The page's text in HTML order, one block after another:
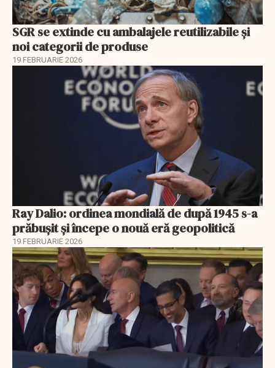
SGR se extinde cu ambalajele reutilizabile și
noi categorii de produse
19 FEBRUARIE 2026
Ray Dalio: ordinea mondială de după 1945 s-a
prăbușit și începe o nouă eră geopolitică
19 FEBRUARIE 2026